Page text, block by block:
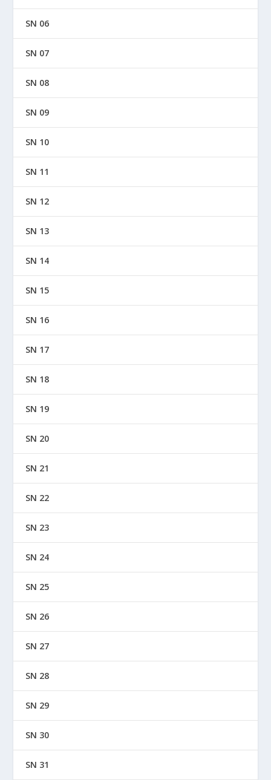
SN 06
SN 07
SN 08
SN 09
SN 10
SN 11
SN 12
SN 13
SN 14
SN 15
SN 16
SN 17
SN 18
SN 19
SN 20
SN 21
SN 22
SN 23
SN 24
SN 25
SN 26
SN 27
SN 28
SN 29
SN 30
SN 31